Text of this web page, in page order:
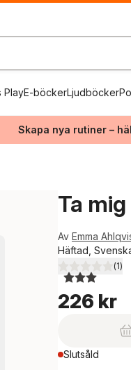
PlayE-böckerLjudböcker
Skapa nya rutiner –
Ta
Av Emma
Häftad,
3,0utav 5 (1)
226 kr
Slutsåld